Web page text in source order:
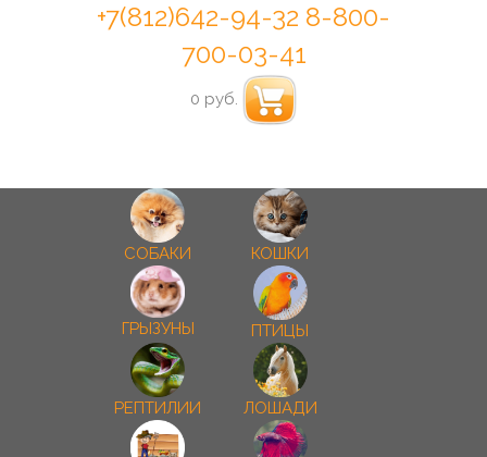
+7(812)642-94-32 8-800-
700-03-41
0 руб.
СОБАКИ КОШКИ
ГРЫЗУНЫ ПТИЦЫ
РЕПТИЛИИ ЛОШАДИ